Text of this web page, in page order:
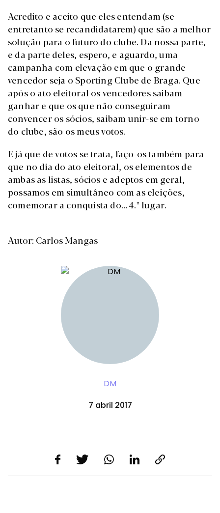
Acredito e aceito que eles entendam (se
entretanto se recandidatarem) que são a melhor
solução para o futuro do clube. Da nossa parte,
e da parte deles, espero, e aguardo, uma
campanha com elevação em que o grande
vencedor seja o Sporting Clube de Braga. Que
após o ato eleitoral os vencedores saibam
ganhar e que os que não conseguiram
convencer os sócios, saibam unir-se em torno
do clube, são os meus votos.
E já que de votos se trata, faço-os também para
que no dia do ato eleitoral, os elementos de
ambas as listas, sócios e adeptos em geral,
possamos em simultâneo com as eleições,
comemorar a conquista do… 4.º lugar.
Autor: Carlos Mangas
DM
7 abril 2017